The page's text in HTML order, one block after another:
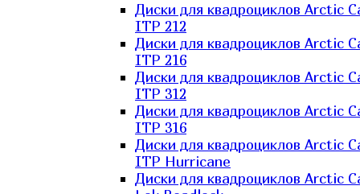
Диски для квадроциклов Arctic
ITP 212
Диски для квадроциклов Arctic
ITP 216
Диски для квадроциклов Arctic
ITP 312
Диски для квадроциклов Arctic
ITP 316
Диски для квадроциклов Arctic
ITP Hurricane
Диски для квадроциклов Arctic